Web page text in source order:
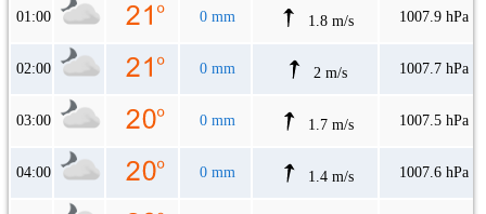
01:00 0 mm 1.8 m/s 1007.9 hPa
02:00 0 mm 2 m/s 1007.7 hPa
03:00 0 mm 1.7 m/s 1007.5 hPa
04:00 0 mm 1.4 m/s 1007.6 hPa